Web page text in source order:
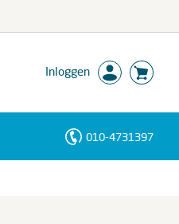
Inloggen
010-4731397